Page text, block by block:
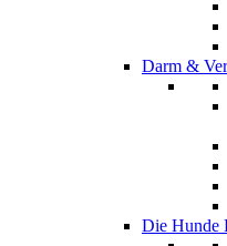
Darm &
Die Hunde